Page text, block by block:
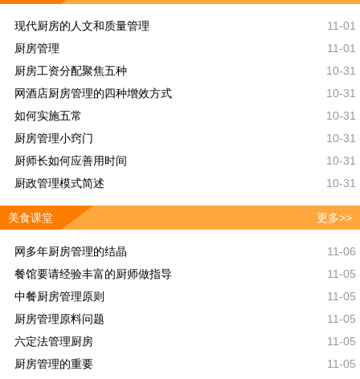
现代厨房的人文和质量管理
11-01
厨房管理
11-01
厨房工资分配聚焦五种
10-31
网酒店厨房管理的四种增效方式
10-31
如何实施五常
10-31
厨房管理小窍门
10-31
厨师长如何应善用时间
10-31
厨政管理模式简述
10-31
美食课堂 更多>>
网多年厨房管理的结晶
11-06
餐馆要请经验丰富的厨师做指导
11-05
中餐厨房管理原则
11-05
厨房管理原料问题
11-05
六定法管理厨房
11-05
厨房管理的重要
11-05